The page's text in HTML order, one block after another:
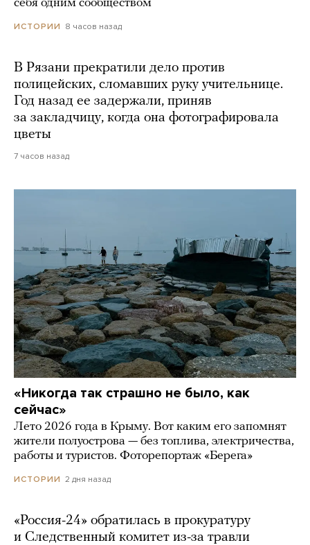
себя одним сообществом
ИСТОРИИ 8 часов назад
В Рязани прекратили дело против
полицейских, сломавших руку учительнице.
Год назад ее задержали, приняв
за закладчицу, когда она фотографировала
цветы
7 часов назад
«Никогда так страшно не было, как
сейчас»
Лето 2026 года в Крыму. Вот каким его запомнят
жители полуострова — без топлива, электричества,
работы и туристов. Фоторепортаж «Берега»
ИСТОРИИ 2 дня назад
«Россия-24» обратилась в прокуратуру
и Следственный комитет из-за травли